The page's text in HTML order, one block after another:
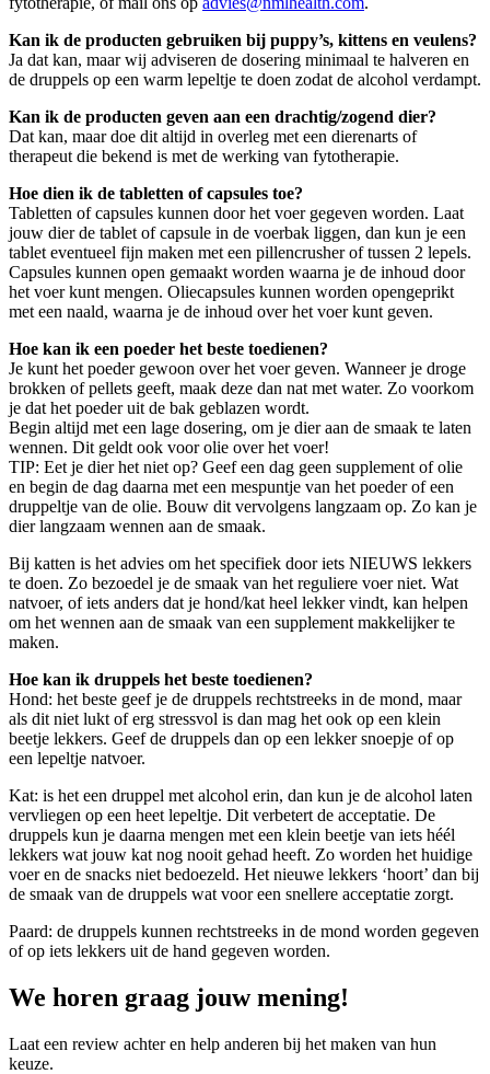
Kan ik de producten gebruiken bij puppy’s, kittens en veulens?
Ja dat kan, maar wij adviseren de dosering minimaal te halveren en
de druppels op een warm lepeltje te doen zodat de alcohol verdampt.
Kan ik de producten geven aan een drachtig/zogend dier?
Dat kan, maar doe dit altijd in overleg met een dierenarts of
therapeut die bekend is met de werking van fytotherapie.
Hoe dien ik de tabletten of capsules toe?
Tabletten of capsules kunnen door het voer gegeven worden. Laat
jouw dier de tablet of capsule in de voerbak liggen, dan kun je een
tablet eventueel fijn maken met een pillencrusher of tussen 2 lepels.
Capsules kunnen open gemaakt worden waarna je de inhoud door
het voer kunt mengen. Oliecapsules kunnen worden opengeprikt
met een naald, waarna je de inhoud over het voer kunt geven.
Hoe kan ik een poeder het beste toedienen?
Je kunt het poeder gewoon over het voer geven. Wanneer je droge
brokken of pellets geeft, maak deze dan nat met water. Zo voorkom
je dat het poeder uit de bak geblazen wordt.
Begin altijd met een lage dosering, om je dier aan de smaak te laten
wennen. Dit geldt ook voor olie over het voer!
TIP: Eet je dier het niet op? Geef een dag geen supplement of olie
en begin de dag daarna met een mespuntje van het poeder of een
druppeltje van de olie. Bouw dit vervolgens langzaam op. Zo kan je
dier langzaam wennen aan de smaak.
Bij katten is het advies om het specifiek door iets NIEUWS lekkers
te doen. Zo bezoedel je de smaak van het reguliere voer niet. Wat
natvoer, of iets anders dat je hond/kat heel lekker vindt, kan helpen
om het wennen aan de smaak van een supplement makkelijker te
maken.
Hoe kan ik druppels het beste toedienen?
Hond: het beste geef je de druppels rechtstreeks in de mond, maar
als dit niet lukt of erg stressvol is dan mag het ook op een klein
beetje lekkers. Geef de druppels dan op een lekker snoepje of op
een lepeltje natvoer.
Kat: is het een druppel met alcohol erin, dan kun je de alcohol laten
vervliegen op een heet lepeltje. Dit verbetert de acceptatie. De
druppels kun je daarna mengen met een klein beetje van iets héél
lekkers wat jouw kat nog nooit gehad heeft. Zo worden het huidige
voer en de snacks niet bedoezeld. Het nieuwe lekkers ‘hoort’ dan bij
de smaak van de druppels wat voor een snellere acceptatie zorgt.
Paard: de druppels kunnen rechtstreeks in de mond worden gegeven
of op iets lekkers uit de hand gegeven worden.
We horen graag jouw mening!
Laat een review achter en help anderen bij het maken van hun
keuze.